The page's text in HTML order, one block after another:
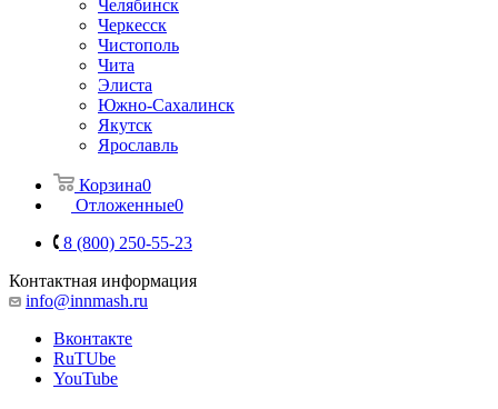
Челябинск
Черкесск
Чистополь
Чита
Элиста
Южно-Сахалинск
Якутск
Ярославль
Корзина0
Отложенные0
8 (800) 250-55-23
Контактная информация
info@innmash.ru
Вконтакте
RuTUbe
YouTube